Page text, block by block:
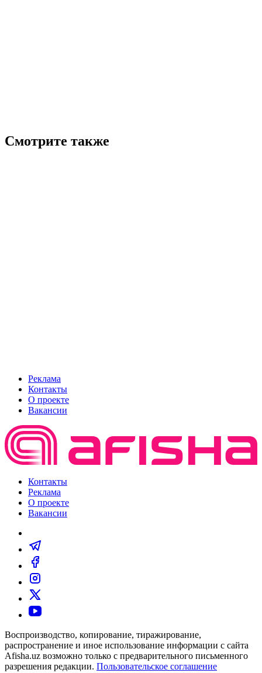
Смотрите также
Реклама
Контакты
О проекте
Вакансии
Контакты
Реклама
О проекте
Вакансии
Воспроизводство, копирование, тиражирование,
распространение и иное использование информации с сайта
Afisha.uz возможно только с предварительного письменного
разрешения редакции. Пользовательское соглашение